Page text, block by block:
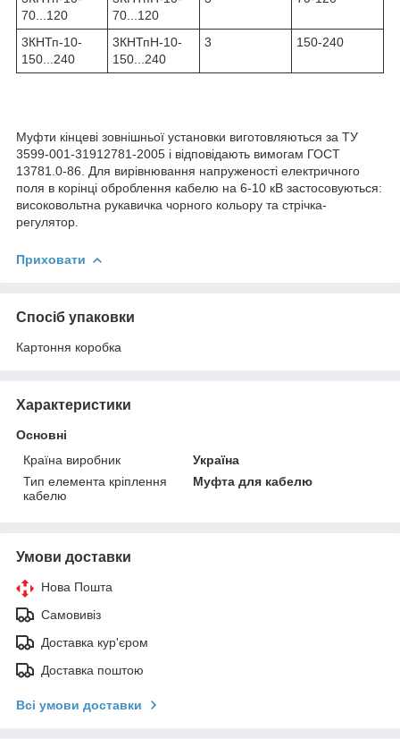
70...120
70...120
3КНТп-10-
150...240
3КНТпН-10-
150...240
3 150-240
Муфти кінцеві зовнішньої установки виготовляються за ТУ
3599-001-31912781-2005 і відповідають вимогам ГОСТ
13781.0-86. Для вирівнювання напруженості електричного
поля в корінці оброблення кабелю на 6-10 кВ застосовуються:
високовольтна рукавичка чорного кольору та стрічка-
регулятор.
Приховати
Спосіб упаковки
Картоння коробка
Характеристики
Основні
Країна виробник
Україна
Тип елемента кріплення
кабелю
Муфта для кабелю
Умови доставки
Нова Пошта
Самовивіз
Доставка кур'єром
Доставка поштою
Всі умови доставки